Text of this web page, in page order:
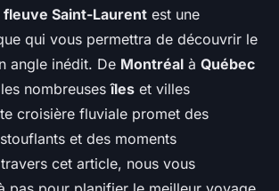
organiser une
sur le Saint-
•6 min de lecture
fleuve Saint-Laurent est une
qui vous permettra de découvrir le
angle inédit. De Montréal à Québec
nombreusesîles et villes
croisière fluviale promet des
et des moments
cet article, nous vous